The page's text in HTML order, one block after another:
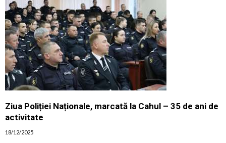
Ziua Poliției Naționale, marcată la Cahul – 35 de ani de
activitate
18/12/2025